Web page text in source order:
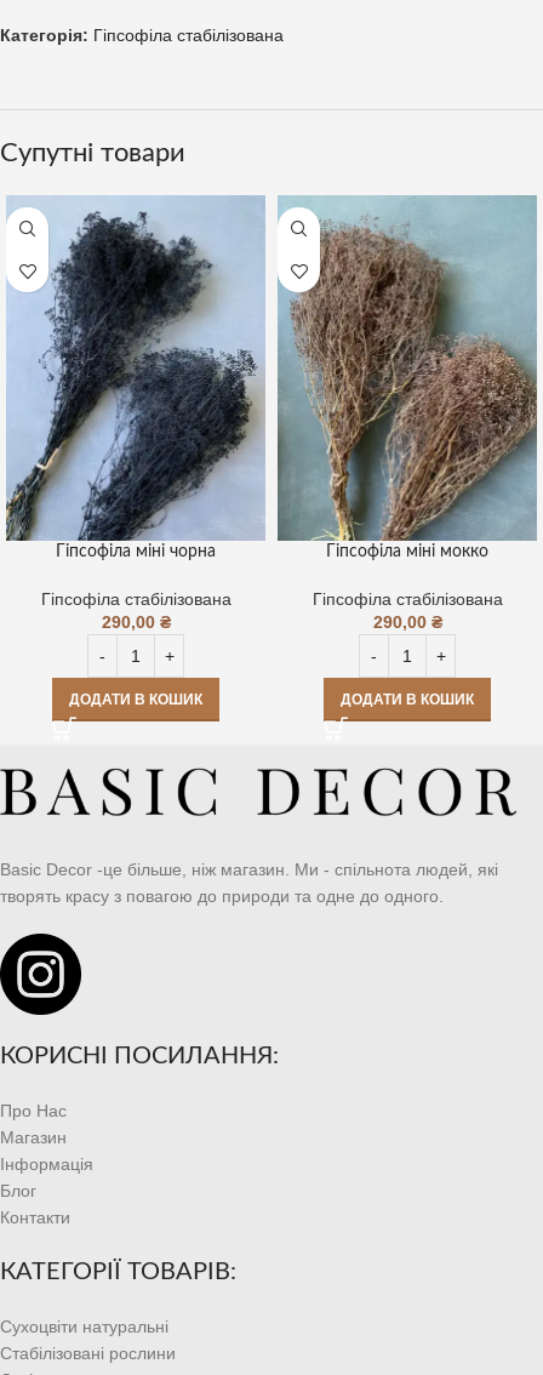
Категорія: Гіпсофіла стабілізована
Супутні товари
Гіпсофіла міні чорна
Гіпсофіла стабілізована
290,00 ₴
ДОДАТИ В КОШИК
Гіпсофіла міні мокко
Гіпсофіла стабілізована
290,00 ₴
ДОДАТИ В КОШИК
Basic Decor -це більше, ніж магазин. Ми - спільнота людей, які
творять красу з повагою до природи та одне до одного.
КОРИСНІ ПОСИЛАННЯ:
Про Нас
Магазин
Інформація
Блог
Контакти
КАТЕГОРІЇ ТОВАРІВ:
Сухоцвіти натуральні
Стабілізовані рослини